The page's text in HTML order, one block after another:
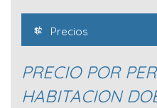
Precios
PRECIO POR
HABITACION